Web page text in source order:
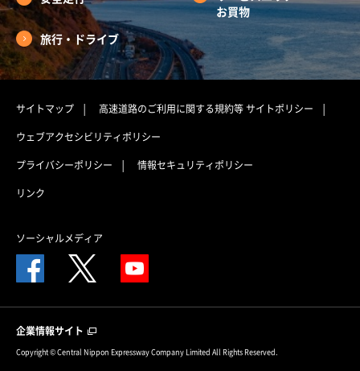
お買物
旅行・ドライブ
サイトマップ 高速道路のご利用に関する規約等サイトポリシー
ウェブアクセシビリティポリシー
プライバシーポリシー
情報セキュリティポリシー
リンク
ソーシャルメディア
企業情報サイト
Copyright © Central Nippon Expressway Company Limited All Rights Reserved.